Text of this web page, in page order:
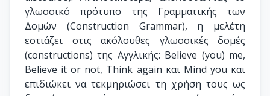
γλωσσικό πρότυπο της Γραμματικής των
Δομών (Construction Grammar), η μελέτη
εστιάζει στις ακόλουθες γλωσσικές δομές
(constructions) της Αγγλικής: Believe (you) me,
Believe it or not, Think again και Mind you και
επιδιώκει να τεκμηριώσει τη χρήση τους ως